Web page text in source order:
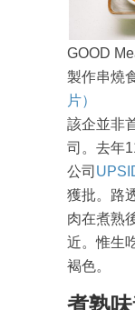
GOOD
製作串燒
片）
該企並非
司。去年
公司
獲批。路
肉在煮熟
近。惟生
褐色。